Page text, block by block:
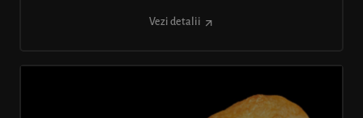
Vezi detalii